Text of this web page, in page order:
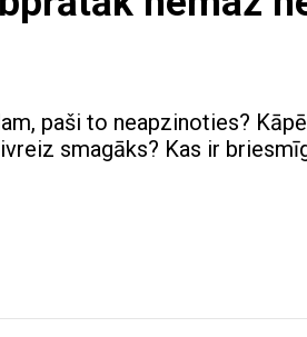
paši to neapzinoties?
smagāks? Kas ir